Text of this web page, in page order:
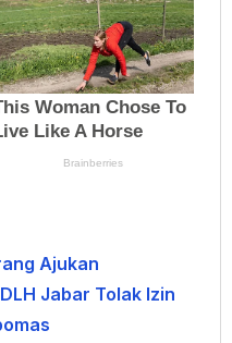
Ajukan
Jabar Tolak Izin